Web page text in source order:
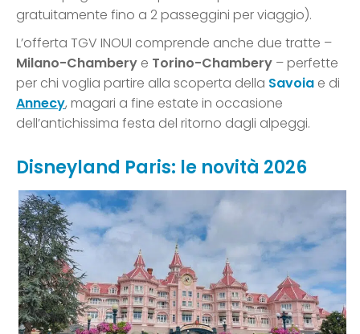
gratuitamente fino a 2 passeggini per viaggio).
L’offerta TGV INOUI comprende anche due tratte –
Milano-Chambery e Torino-Chambery – perfette
per chi voglia partire alla scoperta della Savoia e di
Annecy, magari a fine estate in occasione
dell’antichissima festa del ritorno dagli alpeggi.
Disneyland Paris: le novità 2026